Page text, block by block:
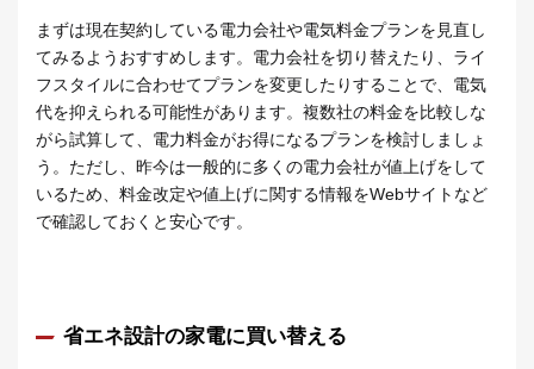
まずは現在契約している電力会社や電気料金プランを見直し
てみるようおすすめします。電力会社を切り替えたり、ライ
フスタイルに合わせてプランを変更したりすることで、電気
代を抑えられる可能性があります。複数社の料金を比較しな
がら試算して、電力料金がお得になるプランを検討しましょ
う。ただし、昨今は一般的に多くの電力会社が値上げをして
いるため、料金改定や値上げに関する情報をWebサイトなど
で確認しておくと安心です。
省エネ設計の家電に買い替える